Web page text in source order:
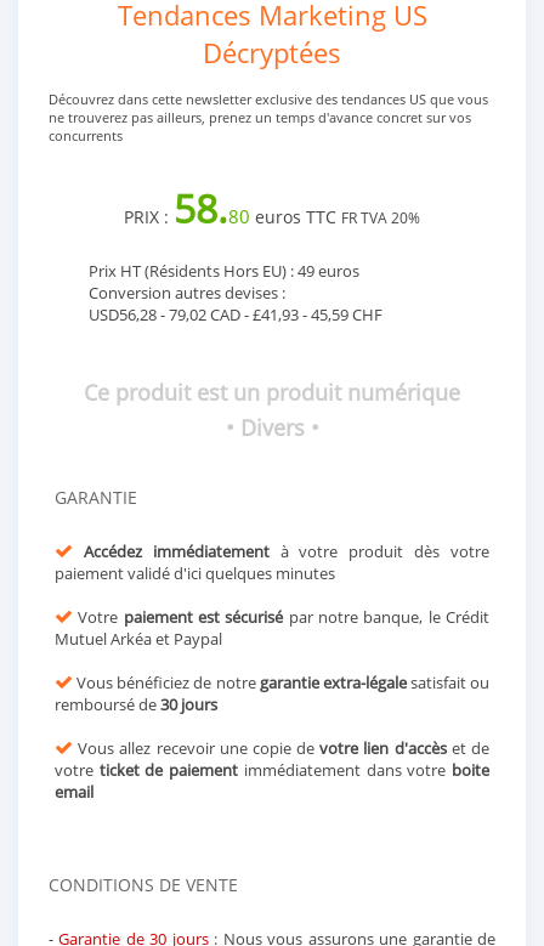
Tendances Marketing US
Décryptées
Découvrez dans cette newsletter exclusive des tendances US que vous
ne trouverez pas ailleurs, prenez un temps d'avance concret sur vos
concurrents
PRIX : 58.80 euros TTC FR TVA 20%
Prix HT (Résidents Hors EU) : 49 euros
Conversion autres devises :
USD56,28 - 79,02 CAD - £41,93 - 45,59 CHF
Ce produit est un produit numérique
• Divers •
GARANTIE
Accédez immédiatementà votre produit dès votre
paiement validé d'ici quelques minutes
Votre paiement est sécurisé par notre banque, le Crédit
Mutuel Arkéa et Paypal
Vous bénéficiez de notregarantie extra-légalesatisfait ou
remboursé de30 jours
Vous allez recevoir une copie devotre lien d'accèset de
votre ticket de paiement immédiatement dans votre boite
email
CONDITIONS DE VENTE
-Garantie de 30 jours: Nous vous assurons une garantie de